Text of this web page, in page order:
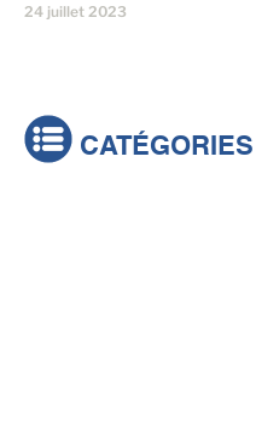
24 juillet 2023
CATÉGORIES